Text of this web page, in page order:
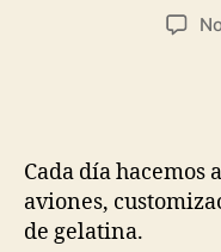
Cada día
aviones,
de gelatina.